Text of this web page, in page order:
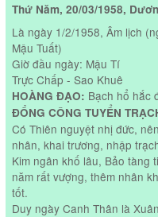
Thứ Năm, 20/03/1958,
Là ngày 1/2/1958, Âm lịch
Mậu Tuất)
Giờ đầu ngày: Mậu Tí
Trực Chấp - Sao Khuê
HOÀNG ĐẠO: Bạch hổ hắc
ĐỔNG CÔNG TUYỂN
Có Thiên nguyệt nhị đức,
nhân, khai trương, nhập
Kim ngân khố lâu, Bảo tàng
năm rất vượng, thêm nhân
tốt.
Duy ngày Canh Thân là